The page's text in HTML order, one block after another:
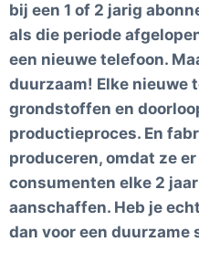
bij een 1 of 2 jarig
als die periode
een nieuwe telefoon.
duurzaam! Elke nieuwe
grondstoffen en
productieproces. En
produceren, omdat ze
consumenten elke 2
aanschaffen. Heb je
dan voor een duurzame